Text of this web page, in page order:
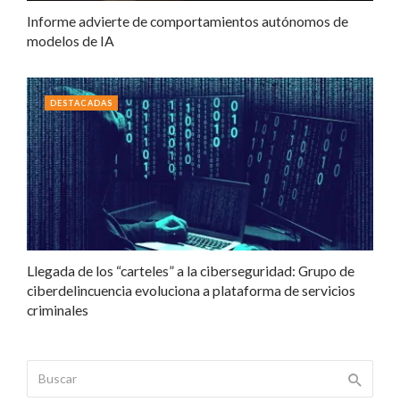
Informe advierte de comportamientos autónomos de
modelos de IA
Llegada de los “carteles” a la ciberseguridad: Grupo de
ciberdelincuencia evoluciona a plataforma de servicios
criminales
DESTACADAS